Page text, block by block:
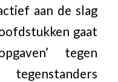
aan de slag
gaat
tegen